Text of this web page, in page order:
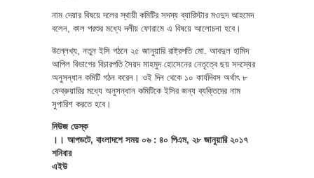
নাম দেয়ার বিষয়ে দলের স্থায়ী কমিটির সদস্য ব্যারিস্টার মওদুদ আহমেদ
বলেন, কাল পরশুর মধ্যে দলীয় ফোরামে এ বিষয়ে আলোচনা হবে।
উল্লেখ্য, নতুন ইসি গঠনে ২৫ জানুয়ারি রাষ্ট্রপতি মো. আবদুল হামিদ
আপিল বিভাগের বিচারপতি সৈয়দ মাহমুদ হোসেনের নেতৃত্বে ছয় সদস্যের
অনুসন্ধান কমিটি গঠন করেন। ওই দিন থেকে ১০ কার্যদিবস অর্থাৎ ৮
ফেব্রুয়ারির মধ্যে অনুসন্ধান কমিটিকে ইসির জন্য ব্যক্তিদের নাম
সুপারিশ করতে হবে।
নিউজ ডেস্ক
।। আপডটে, বাংলাদশে সময় ০৬ : ৪০ পিএম, ২৮ জানুয়ারি ২০১৭
শনিবার
এইউ